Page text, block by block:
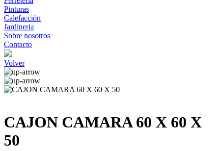
Pinturas
Calefacción
Jardineria
Sobre nosotros
Contacto
Volver
CAJON CAMARA 60 X 60 X
50